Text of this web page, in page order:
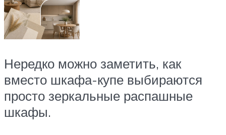
Нередко можно заметить, как
вместо шкафа-купе выбираются
просто зеркальные распашные
шкафы.